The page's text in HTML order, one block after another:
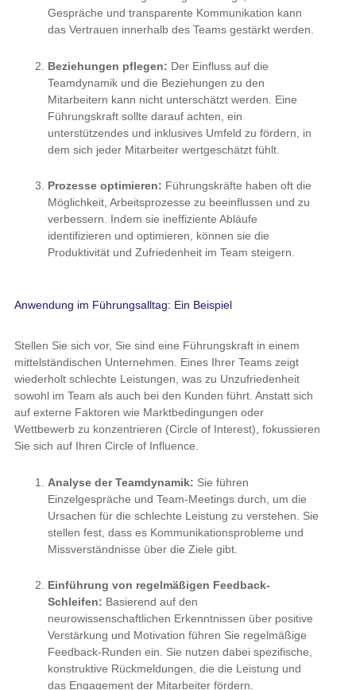
Möglichkeit, Arbeitsprozesse zu beeinflussen und zu
verbessern. Indem sie ineffiziente Abläufe identifizieren
Zufriedenheit im Team steigern.
Anwendung im Führungsalltag: Ein Beispiel
Stellen Sie sich vor, Sie sind eine Führungskraft in einem
wiederholt schlechte Leistungen, was zu Unzufriedenheit sowohl
im Team als auch bei den Kunden führt. Anstatt sich auf externe
Faktoren wie Marktbedingungen oder Wettbewerb zu
konzentrieren (Circle of Interest), fokussieren Sie sich auf Ihren
Circle of Influence.
und Team-Meetings durch, um die Ursachen für die
Kommunikationsprobleme und Missverständnisse über die
Ziele gibt.
Einführung von regelmäßigen Feedback-Schleifen:
Basierend auf den neurowissenschaftlichen Erkenntnissen
über positive Verstärkung und Motivation führen Sie
regelmäßige Feedback-Runden ein. Sie nutzen dabei
und das Engagement der Mitarbeiter fördern.
Förderung einer positiven Kultur: Sie arbeiten aktiv
daran, eine Kultur des Vertrauens und der Offenheit zu
schaffen. Sie ermutigen die Mitarbeiter, ihre Ideen
übernehmen.
Leadership Training